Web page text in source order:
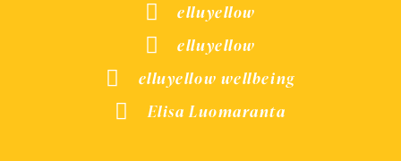
elluyellow
elluyellow
elluyellow wellbeing
Elisa Luomaranta